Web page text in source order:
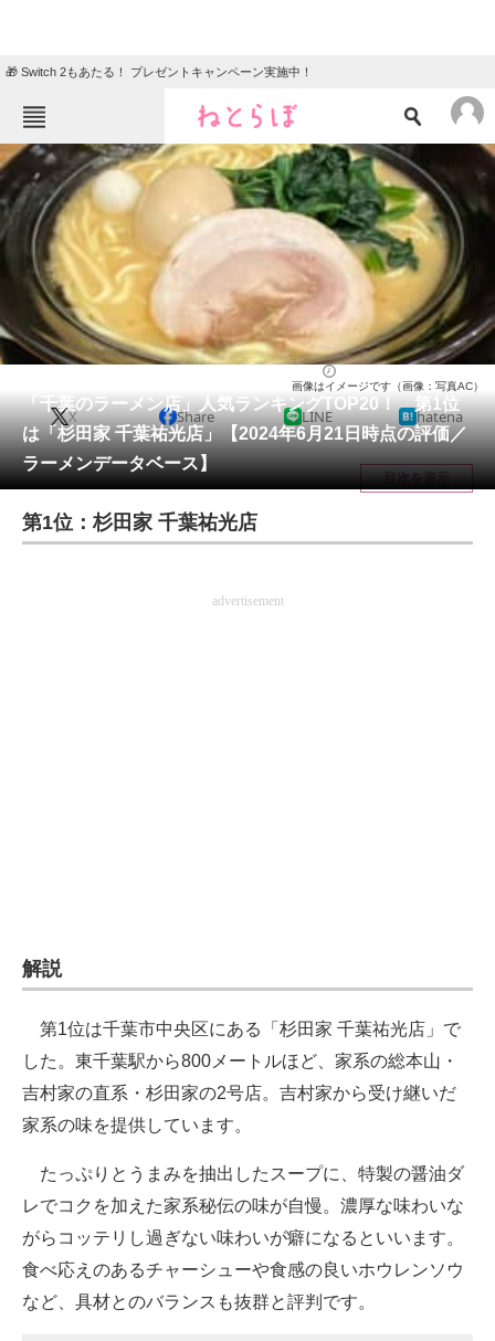
🎁 Switch 2もあたる！ プレゼントキャンペーン実施中！
ねとらぼメニュー
TOP ニュース
エンタメ
グルメ
住まい 教育・育児
動物 リサーチ
会員記事
メディア
注目記事を集めた総合ページ
ITの今と未来を見通す
ITエンジニア向け専門サイト
企業向けIT製品の総合サイト
IT製品の技術・比較・事例
エレクトロニクス専門サイト
エネルギーの専門メディア
「千葉のラーメン店」人気ランキングTOP20！ 第1位
は「杉田家 千葉祐光店」【2024年6月21日時点の評価／
ラーメンデータベース】
画像はイメージです（画像：写真AC）
X Share LINE hatena
目次を表示
第1位：杉田家 千葉祐光店
advertisement
解説
第1位は千葉市中央区にある「杉田家 千葉祐光店」で
した。東千葉駅から800メートルほど、家系の総本山・
吉村家の直系・杉田家の2号店。吉村家から受け継いだ
家系の味を提供しています。
たっぷりとうまみを抽出したスープに、特製の醤油ダ
レでコクを加えた家系秘伝の味が自慢。濃厚な味わいな
がらコッテリし過ぎない味わいが癖になるといいます。
食べ応えのあるチャーシューや食感の良いホウレンソウ
など、具材とのバランスも抜群と評判です。